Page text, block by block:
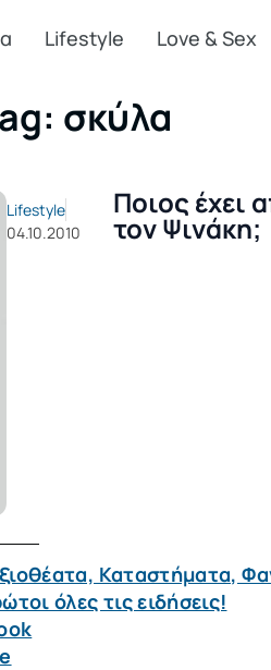
Lifestyle Love & Sex
σκύλα
Lifestyle
04.10.2010
Ποιος έχει
τον Ψινάκη;
Καταστήματα,
όλες τις ειδήσεις!